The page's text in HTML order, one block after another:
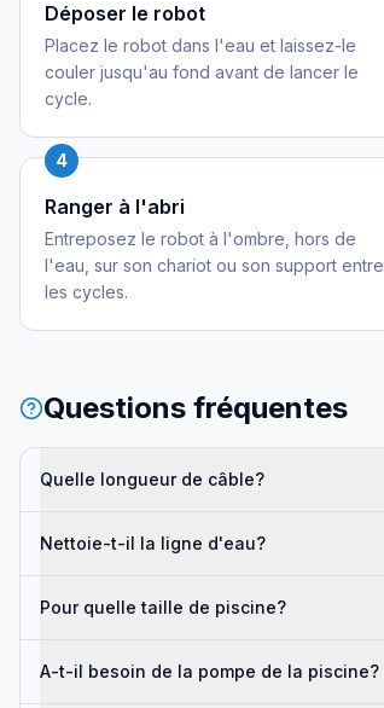
Déposer le robot
Placez le robot dans l'eau et laissez-le
couler jusqu'au fond avant de lancer le
cycle.
4
Ranger à l'abri
Entreposez le robot à l'ombre, hors de
l'eau, sur son chariot ou son support entre
les cycles.
Questions fréquentes
Quelle longueur de câble?
Nettoie-t-il la ligne d'eau?
Pour quelle taille de piscine?
A-t-il besoin de la pompe de la piscine?